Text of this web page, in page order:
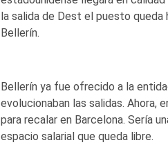
la salida de Dest el puesto
Bellerín.
Bellerín ya fue ofrecido a la
evolucionaban las salidas. Ahora,
para recalar en Barcelona. Sería
espacio salarial que queda libre.